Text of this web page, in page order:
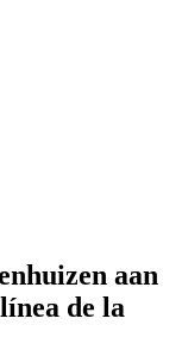
aan
de la